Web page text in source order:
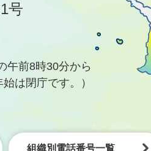
号
午前8時30分から
は閉庁です。）
組織別電話番号一覧